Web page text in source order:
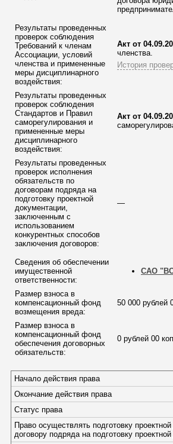
Результаты проведенных
проверок соблюдения
Требований к членам
Ассоциации , условий
членства и примененные
меры дисциплинарного
воздействия:
Акт от
членства.
История
Результаты проведенных
проверок соблюдения
Стандартов и Правил
саморегулирования и
примененные меры
дисциплинарного
воздействия:
Акт от
Результаты проведенных
проверок исполнения
обязательств по
договорам подряда на
подготовку проектной
документации,
заключенным с
использованием
конкурентных способов
заключения договоров:
—
Сведения об обеспечении
имущественной
ответственности:
САО
Размер взноса в
компенсационный фонд
возмещения вреда:
50 000 рублей
Размер взноса в
компенсационный фонд
обеспечения договорных
обязательств:
0 рублей 00
Начало действия права
Окончание действия права
Статус права
Право осуществлять подготовку
договору подряда на подготовку